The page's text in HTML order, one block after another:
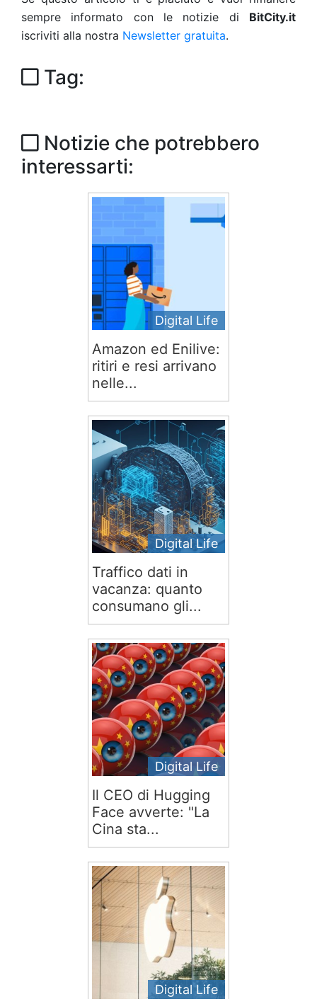
sempre informato con le notizie di BitCity.it
iscriviti alla nostra Newsletter gratuita.
Tag:
Notizie che potrebbero
interessarti:
Digital Life
Amazon ed Enilive:
ritiri e resi arrivano
nelle...
Digital Life
Traffico dati in
vacanza: quanto
consumano gli...
Digital Life
Il CEO di Hugging
Face avverte: "La
Cina sta...
Digital Life